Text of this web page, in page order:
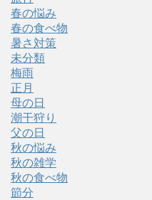
春の悩み
春の食べ物
暑さ対策
未分類
梅雨
正月
母の日
潮干狩り
父の日
秋の悩み
秋の雑学
秋の食べ物
節分